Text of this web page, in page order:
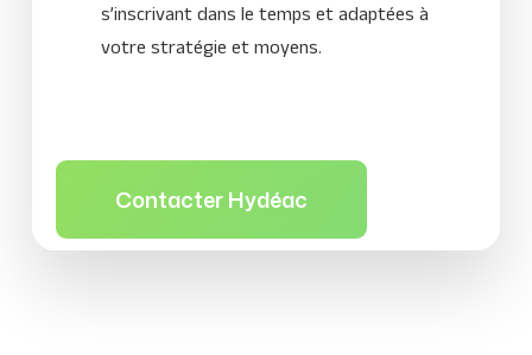
s’inscrivant dans le temps et adaptées à
votre stratégie et moyens.
Contacter Hydéac